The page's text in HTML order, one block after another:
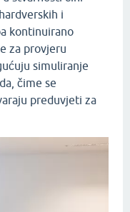
i
kontinuirano
za provjeru
simuliranje
čime se
preduvjeti za